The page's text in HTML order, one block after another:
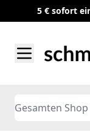
5 € sofort
Search